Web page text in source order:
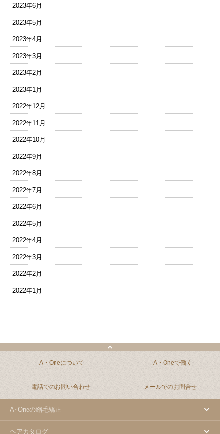
2023年6月
2023年5月
2023年4月
2023年3月
2023年2月
2023年1月
2022年12月
2022年11月
2022年10月
2022年9月
2022年8月
2022年7月
2022年6月
2022年5月
2022年4月
2022年3月
2022年2月
2022年1月
A・Oneについて A・Oneで働く
電話でのお問い合わせ メールでのお問合せ
A･Oneの縮毛矯正
ヘアカタログ